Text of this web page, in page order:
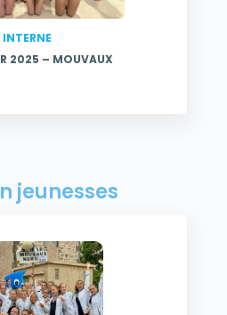
INTERNE
2025 – MOUVAUX
jeunesses